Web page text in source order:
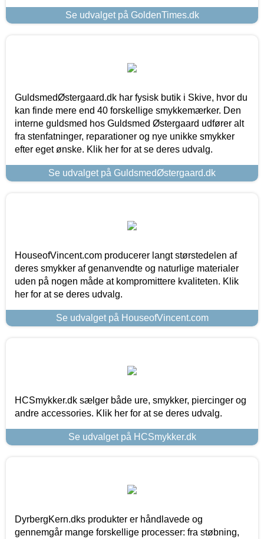
Se udvalget på GoldenTimes.dk
GuldsmedØstergaard.dk har fysisk butik i Skive, hvor du
kan finde mere end 40 forskellige smykkemærker. Den
interne guldsmed hos Guldsmed Østergaard udfører alt
fra stenfatninger, reparationer og nye unikke smykker
efter eget ønske. Klik her for at se deres udvalg.
Se udvalget på GuldsmedØstergaard.dk
HouseofVincent.com producerer langt størstedelen af
deres smykker af genanvendte og naturlige materialer
uden på nogen måde at kompromittere kvaliteten. Klik
her for at se deres udvalg.
Se udvalget på HouseofVincent.com
HCSmykker.dk sælger både ure, smykker, piercinger og
andre accessories. Klik her for at se deres udvalg.
Se udvalget på HCSmykker.dk
DyrbergKern.dks produkter er håndlavede og
gennemgår mange forskellige processer: fra støbning,